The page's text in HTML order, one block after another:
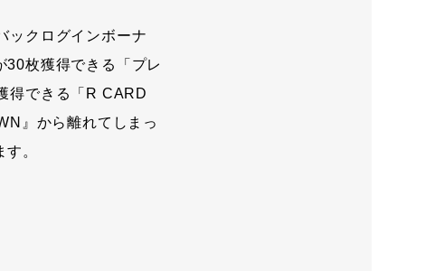
ックログインボーナ
30枚獲得できる「プレ
得できる「R CARD
』から離れてしまっ
。